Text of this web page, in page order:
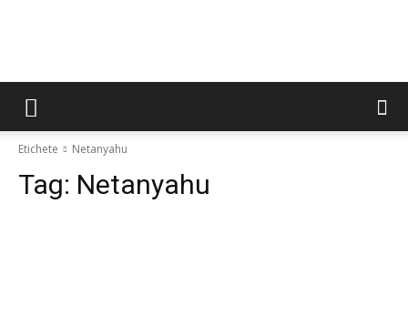
Etichete Netanyahu
Tag: Netanyahu